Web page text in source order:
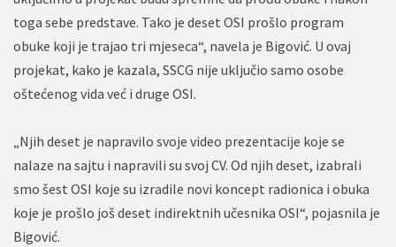
toga sebe predstave. Tako je deset OSI prošlo program
obuke koji je trajao tri mjeseca“, navela je Bigović. U ovaj
projekat, kako je kazala, SSCG nije uključio samo osobe
oštećenog vida već i druge OSI.
„Njih deset je napravilo svoje video prezentacije koje se
nalaze na sajtu i napravili su svoj CV. Od njih deset, izabrali
smo šest OSI koje su izradile novi koncept radionica i obuka
koje je prošlo još deset indirektnih učesnika OSI“, pojasnila je
Bigović.